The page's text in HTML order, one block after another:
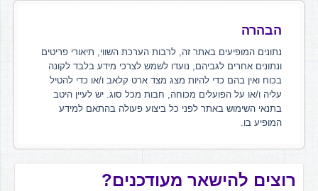
הבהרה
נתונים המופיעים באתר זה, לרבות הערכת השווי, תיאורי פריטים
ונתונים אחרים לגביהם, נועדו לשמש לצרכי מידע בלבד לקונה
בכוח ואין בהם כדי להיות מצג מצד ארט קלאב ו/או כדי להטיל
עליה ו/או על הפועלים מכוחה, חבות מכל סוג. יש לעיין היטב
בתנאי השימוש באתר לפני כל ביצוע פעולה בהתאם למידע
המופיע בו.
רוצים להישאר מעודכנים?